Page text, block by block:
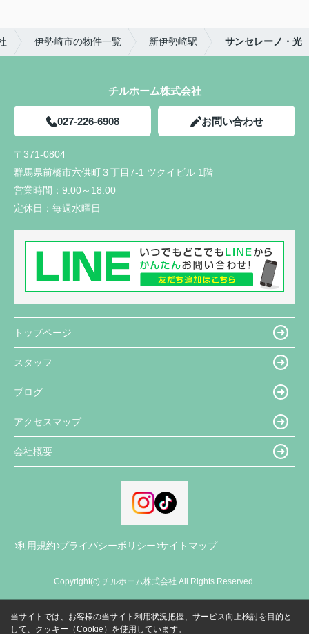
伊勢崎市の物件一覧 新伊勢崎駅 サンセレーノ・光
チルホーム株式会社
027-226-6908 お問い合わせ
〒371-0804
群馬県前橋市六供町３丁目7-1 ツクイビル 1階
営業時間： 9:00～18:00
定休日： 毎週水曜日
トップページ
スタッフ
ブログ
アクセスマップ
会社概要
利用規約 プライバシーポリシー サイトマップ
Copyright(c) チルホーム株式会社 All Rights Reserved.
当サイトでは、お客様の当サイト利用状況把握、サービス向上検討を目的と
して、クッキー（Cookie）を使用しています。